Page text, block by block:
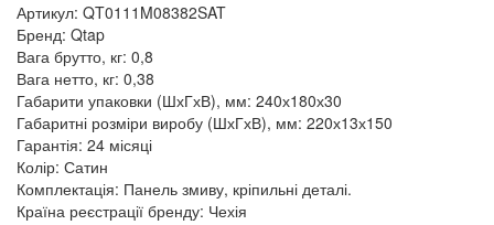
Артикул: QT0111M08382SAT
Бренд: Qtap
Вага брутто, кг: 0,8
Вага нетто, кг: 0,38
Габарити упаковки (ШхГхВ), мм: 240х180х30
Габаритні розміри виробу (ШхГхВ), мм: 220х13х150
Гарантія: 24 місяці
Колір: Сатин
Комплектація: Панель змиву, кріпильні деталі.
Країна реєстрації бренду: Чехія